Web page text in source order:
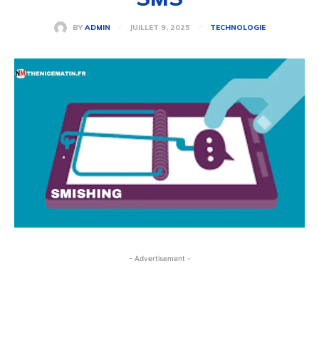
BY ADMIN JUILLET 9, 2025 TECHNOLOGIE
- Advertisement -